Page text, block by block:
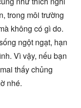
trong môi trường
không có gì do.
ngột ngạt, hạn
Vì vậy, nếu bạn
thấy chủng
nhé.